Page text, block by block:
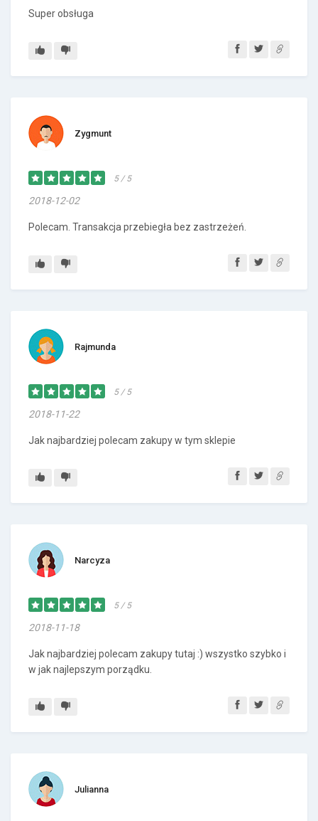
Super obsługa
Zygmunt
5 / 5
2018-12-02
Polecam. Transakcja przebiegła bez zastrzeżeń.
Rajmunda
5 / 5
2018-11-22
Jak najbardziej polecam zakupy w tym sklepie
Narcyza
5 / 5
2018-11-18
Jak najbardziej polecam zakupy tutaj :) wszystko szybko i
w jak najlepszym porządku.
Julianna